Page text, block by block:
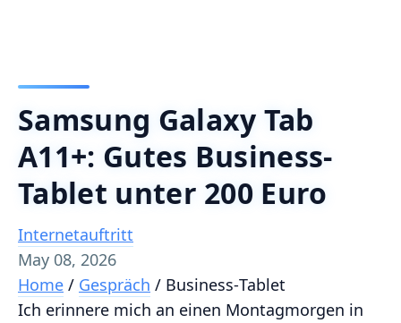
Samsung Galaxy Tab
A11+: Gutes Business-
Tablet unter 200 Euro
Internetauftritt
May 08, 2026
Home / Gespräch / Business‑Tablet
Ich erinnere mich an einen Montagmorgen in